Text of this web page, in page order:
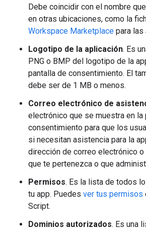
Debe coincidir con el nombre
en otras ubicaciones, como la
Workspace Marketplace para las
Logotipo de la aplicación. Es
PNG o BMP del logotipo de la
pantalla de consentimiento. El
debe ser de 1 MB o menos.
Correo electrónico de
electrónico que se muestra en la
consentimiento para que los
si necesitan asistencia para la
dirección de correo electrónico o
que te pertenezca o que
Permisos. Es la lista de todos
tu app. Puedes ver tus permisos
Script.
Dominios autorizados. Es una